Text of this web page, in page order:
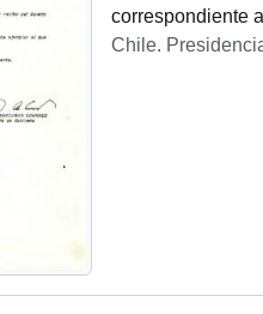
correspondiente
Chile.